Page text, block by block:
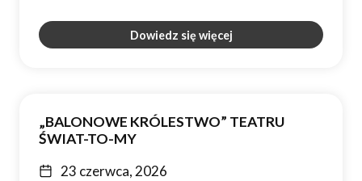
Dowiedz się więcej
„BALONOWE KRÓLESTWO” TEATRU
ŚWIAT-TO-MY
23 czerwca, 2026